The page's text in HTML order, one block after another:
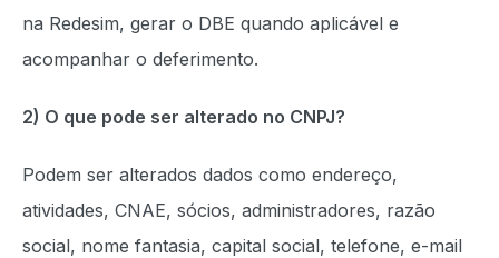
na Redesim, gerar o DBE quando aplicável e
acompanhar o deferimento.
2) O que pode ser alterado no CNPJ?
Podem ser alterados dados como endereço,
atividades, CNAE, sócios, administradores, razão
social, nome fantasia, capital social, telefone, e-mail